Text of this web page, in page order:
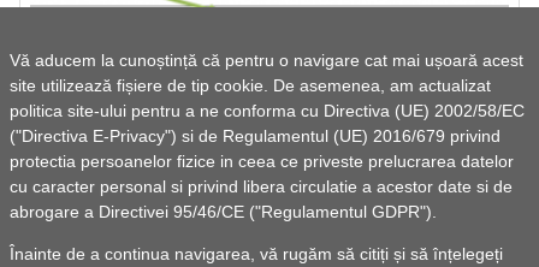
Vă aducem la cunoștință că pentru o navigare cat mai ușoară acest
site utilizează fișiere de tip cookie. De asemenea, am actualizat
politica site-ului pentru a ne conforma cu Directiva (UE) 2002/58/EC
("Directiva E-Privacy") si de Regulamentul (UE) 2016/679 privind
protectia persoanelor fizice in ceea ce priveste prelucrarea datelor
cu caracter personal si privind libera circulatie a acestor date si de
abrogare a Directivei 95/46/CE ("Regulamentul GDPR").
Înainte de a continua navigarea, vă rugăm să citiți și să înțelegeți